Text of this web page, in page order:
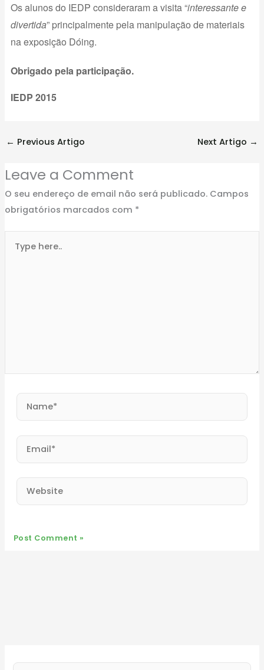
Os alunos do IEDP consideraram a visita “interessante e
divertida” principalmente pela manipulação de materiais
na exposição Dóing.
Obrigado pela participação.
IEDP 2015
← Previous Artigo Next Artigo →
Leave a Comment
O seu endereço de email não será publicado. Campos
obrigatórios marcados com *
here..
Name*
Email*
Website